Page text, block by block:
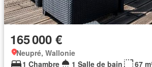
165 000 €
Neupré, Wallonie
1 Chambre
1 Salle de bain
67